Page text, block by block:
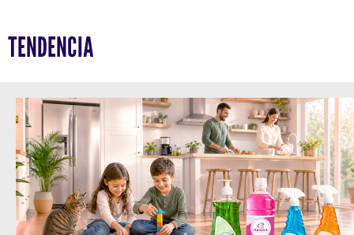
TENDENCIA